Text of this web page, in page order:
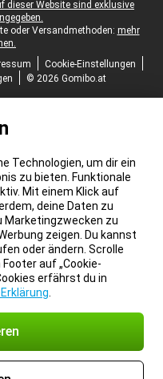
dieser Website sind exklusive
oder Versandmethoden: mehr
Cookie-Einstellungen
© 2026 Gomibo.at
Technologien, um dir ein
zu bieten. Funktionale
Mit einem Klick auf
deine Daten zu
Marketingzwecken zu
zeigen. Du kannst
oder ändern. Scrolle
auf „Cookie-
erfährst du in